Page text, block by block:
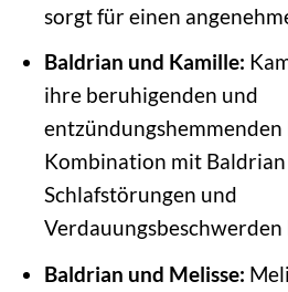
sorgt für einen
Baldrian und Kamille:
ihre beruhigenden und
entzündungshemmenden
Kombination mit
Schlafstörungen und
Verdauungsbeschwerden
Baldrian und Melisse: